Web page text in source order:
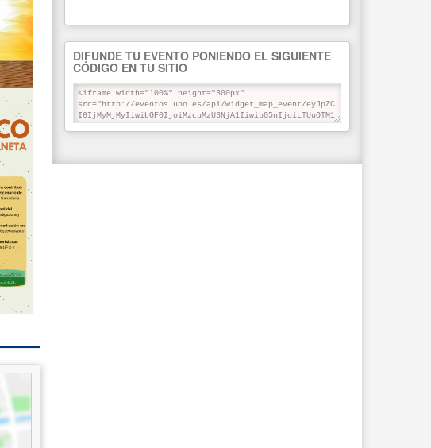
DIFUNDE TU EVENTO PONIENDO EL SIGUIENTE
CÓDIGO EN TU SITIO